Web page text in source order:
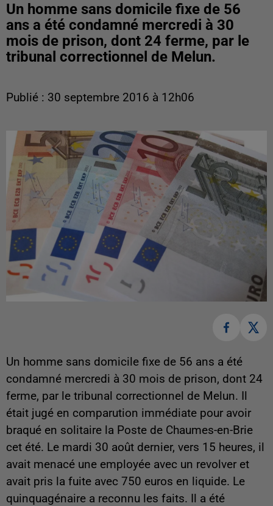
Un homme sans domicile fixe de 56
ans a été condamné mercredi à 30
mois de prison, dont 24 ferme, par le
tribunal correctionnel de Melun.
Publié : 30 septembre 2016 à 12h06
Un homme sans domicile fixe de 56 ans a été
condamné mercredi à 30 mois de prison, dont 24
ferme, par le tribunal correctionnel de Melun. Il
était jugé en comparution immédiate pour avoir
braqué en solitaire la Poste de Chaumes-en-Brie
cet été. Le mardi 30 août dernier, vers 15 heures, il
avait menacé une employée avec un revolver et
avait pris la fuite avec 750 euros en liquide. Le
quinquagénaire a reconnu les faits. Il a été